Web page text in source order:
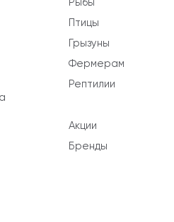
Птицы
Грызуны
Фермерам
Рептилии
Акции
Бренды